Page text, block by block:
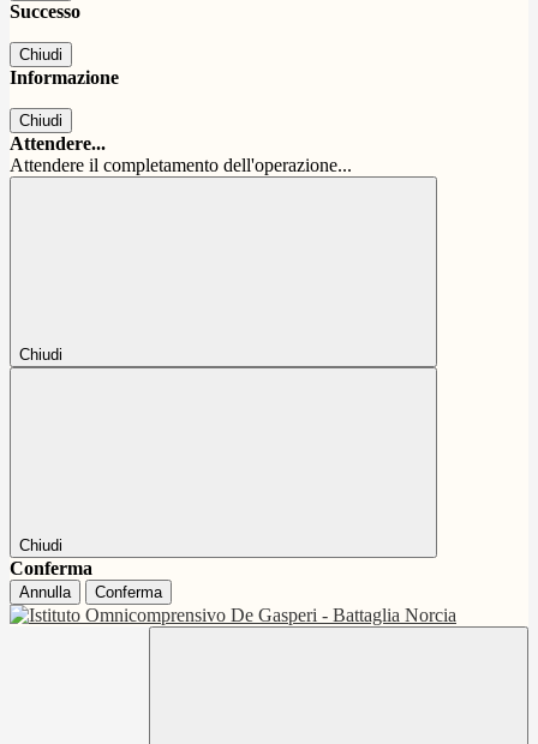
Successo
Chiudi
Informazione
Chiudi
Attendere...
Attendere il completamento dell'operazione...
Chiudi
Chiudi
Conferma
Annulla Conferma